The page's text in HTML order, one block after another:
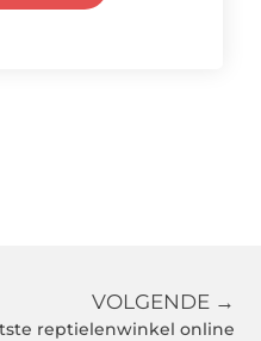
VOLGENDE →
reptielenwinkel online